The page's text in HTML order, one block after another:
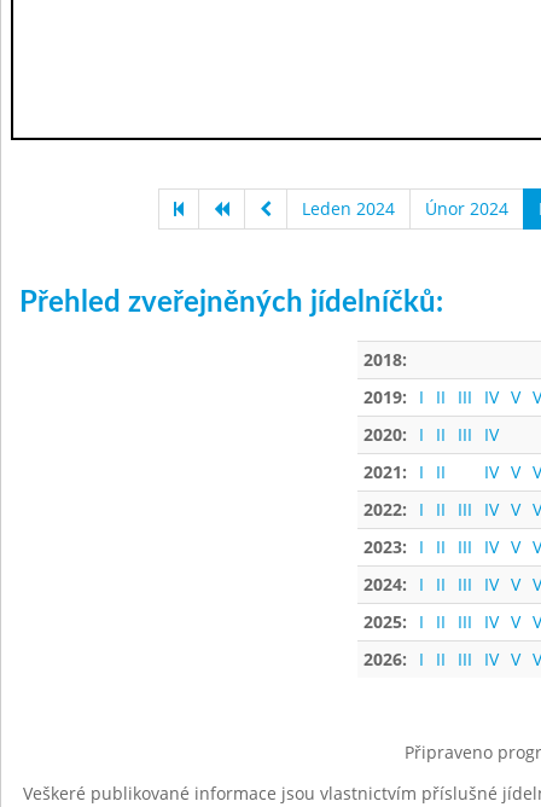
Leden 2024 Únor 2024
Přehled zveřejněných jídelníčků:
2018:
2019:
I II III IV V
2020:
I II III
IV
2021:
I II IV V
2022:
I II III IV V
2023:
I II III IV V
2024:
I II III IV V
2025:
I II III IV V
2026:
I II III IV V
Připraveno
Veškeré publikované informace jsou vlastnictvím příslušné